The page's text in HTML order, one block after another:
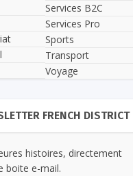
Services B2C
Services Pro
Sports
Transport
Voyage
FRENCH DISTRICT
histoires, directement
boite e-mail.